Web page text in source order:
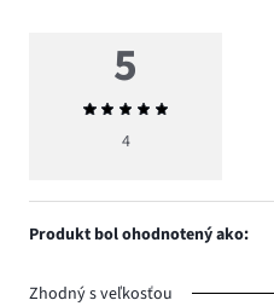
5
Priemerné
hodnotenie
4
Produkt bol ohodnotený ako:
Zhodný s veľkosťou